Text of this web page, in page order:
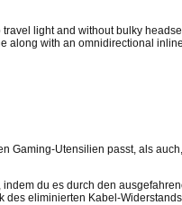
light and without bulky
along with an omnidirectional
Gaming-Utensilien passt, als
du es durch den
eliminierten Kabel-